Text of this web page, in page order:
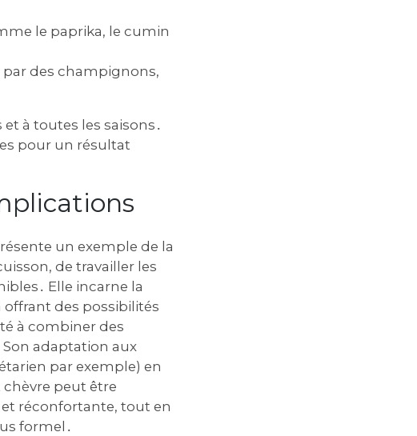
le paprika‚ le cumin
des champignons‚
à toutes les saisons․
pour un résultat
un exemple de la
de travailler les
Elle incarne la
offrant des possibilités
à combiner des
adaptation aux
par exemple) en
peut être
réconfortante‚ tout en
formel․